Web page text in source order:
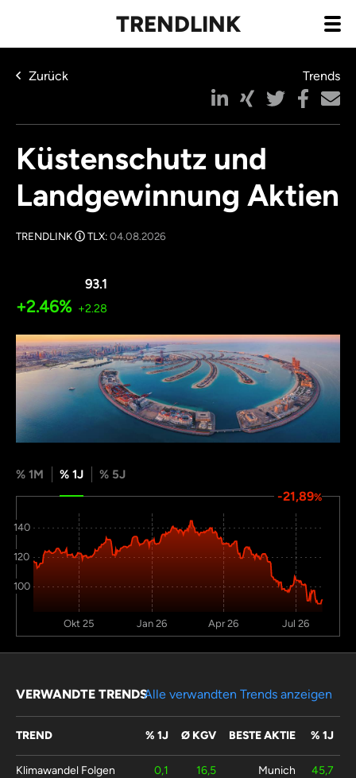
TRENDLINK
Zurück Trends
Küstenschutz und
Landgewinnung Aktien
TRENDLINK TLX:04.08.2026
93.1
+2.46% +2.28
% 1M % 1J % 5J
-21,89%
100
120
140
Okt 25 Jan 26 Apr 26 Jul 26
VERWANDTE TRENDS
TREND % 1J Ø KGV BESTE AKTIE % 1J
Klimawandel Folgen 0,1 16,5
Munich
45,7
Alle verwandten Trends anzeigen